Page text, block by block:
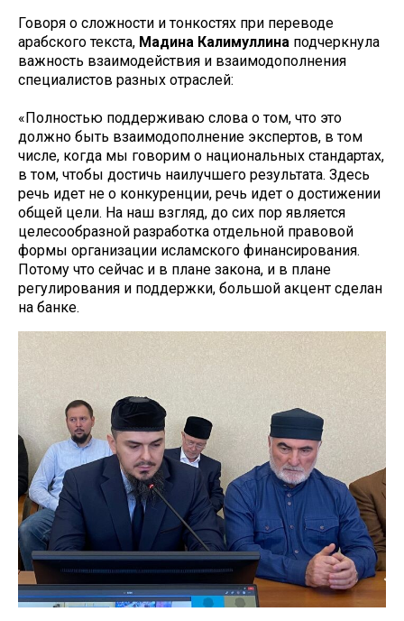
Говоря о сложности и тонкостях при переводе
арабского текста, Мадина Калимуллина подчеркнула
важность взаимодействия и взаимодополнения
специалистов разных отраслей:
«Полностью поддерживаю слова о том, что это
должно быть взаимодополнение экспертов, в том
числе, когда мы говорим о национальных стандартах,
в том, чтобы достичь наилучшего результата. Здесь
речь идет не о конкуренции, речь идет о достижении
общей цели. На наш взгляд, до сих пор является
целесообразной разработка отдельной правовой
формы организации исламского финансирования.
Потому что сейчас и в плане закона, и в плане
регулирования и поддержки, большой акцент сделан
на банке.